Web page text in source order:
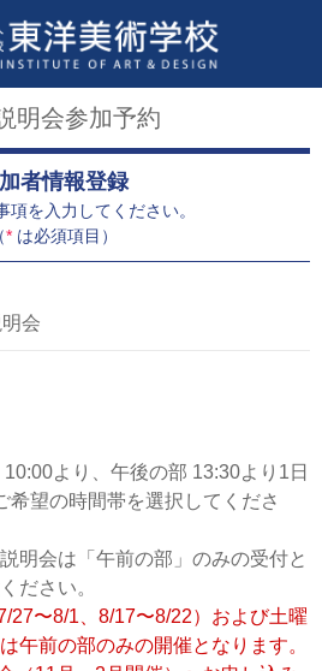
明会参加予約
者情報登録
項を入力してください。
*は必須項目）
会
より、午後の部 13:30より1日
希望の時間帯を選択してくださ
明会は「午前の部」のみの受付と
ださい。
27〜8/1、8/17〜8/22）および土曜
午前の部のみの開催となります。